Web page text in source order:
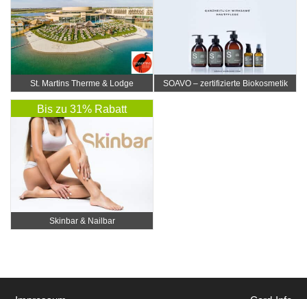
St. Martins Therme & Lodge SOAVO – zertifizierte Biokosmetik
Bis zu 31% Rabatt
Skinbar & Nailbar